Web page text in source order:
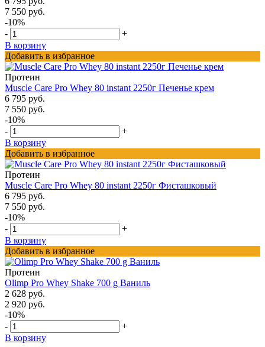
7 550 руб.
-10%
-
+
В корзину
Добавить в избранное
Протеин
Muscle Care Pro Whey 80 instant 2250г Печенье крем
6 795 руб.
7 550 руб.
-10%
-
+
В корзину
Добавить в избранное
Протеин
Muscle Care Pro Whey 80 instant 2250г Фисташковый
6 795 руб.
7 550 руб.
-10%
-
+
В корзину
Добавить в избранное
Протеин
Olimp Pro Whey Shake 700 g Ваниль
2 628 руб.
2 920 руб.
-10%
-
+
В корзину